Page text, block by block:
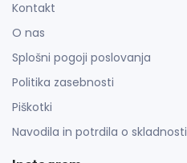
Kontakt
O nas
Splošni pogoji poslovanja
Politika zasebnosti
Piškotki
Navodila in potrdila o skladnosti